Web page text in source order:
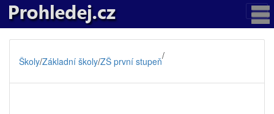
Školy/Základní školy/ZŠ první stupeň/